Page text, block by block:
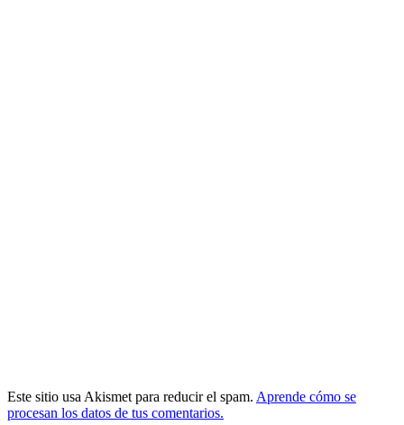
Este sitio usa Akismet para reducir el spam. Aprende cómo se
procesan los datos de tus comentarios.